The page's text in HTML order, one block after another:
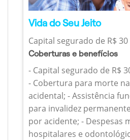
Vida do Seu Jeito
Capital segurado de R$
Coberturas e benefícios
- Capital segurado de R$
- Cobertura para morte
acidental; - Assistência
para invalidez
por acidente; - Despesas
hospitalares e